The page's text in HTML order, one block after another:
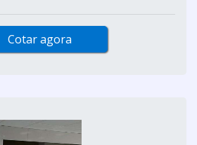
Cotar agora